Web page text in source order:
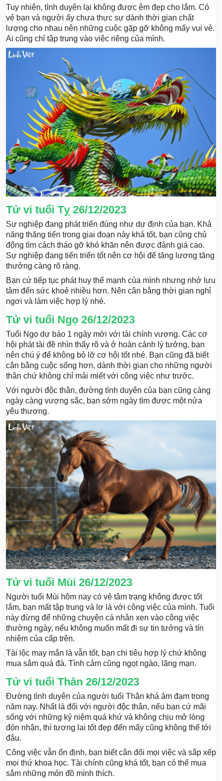
Tuy nhiên, tình duyên lại không được êm đẹp cho lắm. Có
vẻ bạn và người ấy chưa thực sự dành thời gian chất
lượng cho nhau nên những cuộc gặp gỡ không mấy vui vẻ.
Ai cũng chỉ tập trung vào việc riêng của mình.
Tử vi tuổi Tỵ 26/12/2023
Sự nghiệp đang phát triển đúng như dự định của bạn. Khả
năng thăng tiến trong giai đoạn này khá tốt, bạn cũng chủ
động tìm cách tháo gỡ khó khăn nên được đánh giá cao.
Sự nghiệp đang tiến triển tốt nên cơ hội để tăng lương tăng
thưởng càng rõ ràng.
Bạn cứ tiếp tục phát huy thế mạnh của mình nhưng nhớ lưu
tâm đến sức khoẻ nhiều hơn. Nên cân bằng thời gian nghỉ
ngơi và làm việc hợp lý nhé.
Tử vi tuổi Ngọ 26/12/2023
Tuổi Ngọ dự báo 1 ngày mới với tài chính vượng. Các cơ
hội phát tài đề nhìn thấy rõ và ở hoàn cảnh lý tưởng, bạn
nên chú ý để không bỏ lỡ cơ hội tốt nhé. Bạn cũng đã biết
cân bằng cuộc sống hơn, dành thời gian cho những người
thân chứ không chỉ mải miết với công việc như trước.
Với người độc thân, đường tình duyên của bạn cũng càng
ngày càng vượng sắc, bạn sớm ngày tìm được một nửa
yêu thương.
Tử vi tuổi Mùi 26/12/2023
Người tuổi Mùi hôm nay có vẻ tâm trạng không được tốt
lắm, bạn mất tập trung và lơ là với công việc của mình. Tuổi
này đừng để những chuyện cá nhân xen vào công việc
thường ngày, nếu không muốn mất đi sự tin tưởng và tín
nhiệm của cấp trên.
Tài lộc may mắn là vẫn tốt, bạn chi tiêu hợp lý chứ không
mua sắm quá đà. Tình cảm cũng ngọt ngào, lãng mạn.
Tử vi tuổi Thân 26/12/2023
Đường tình duyên của người tuổi Thân khá ảm đạm trong
năm nay. Nhất là đối với người độc thân, nếu bạn cứ mãi
sống với những kỷ niệm quá khứ và không chịu mở lòng
đón nhận, thì tương lai tốt đẹp đến mấy cũng không thể tới
đâu.
Công việc vẫn ổn định, bạn biết cân đối mọi việc và sắp xếp
mọi thứ khoa học. Tài chính cũng khá tốt, bạn có thể mua
sắm những món đồ mình thích.